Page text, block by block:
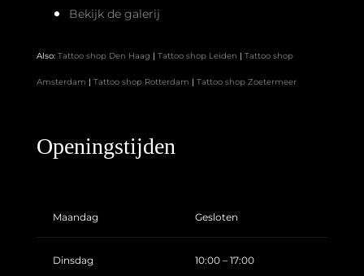
Bekijk de galerij
Also: Tattoo shop Den Haag | Tattoo shop Leiden | Tattoo shop
Amsterdam | Tattoo shop Rotterdam | Tattoo shop Zoetermeer
Openingstijden
Maandag Gesloten
Dinsdag 10:00 – 17:00